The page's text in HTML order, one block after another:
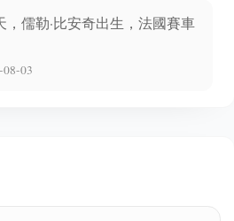
，儒勒·比安奇出生，法國賽車
03